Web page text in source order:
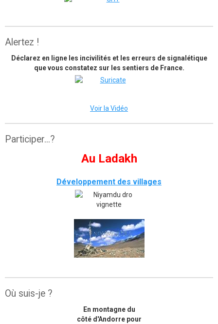
Alertez !
Déclarez en ligne les incivilités et les erreurs de signalétique
que vous constatez sur les sentiers de France.
Voir la Vidéo
Participer...?
Au Ladakh
Développement des villages
Où suis-je ?
En montagne du
côté d'Andorre pour